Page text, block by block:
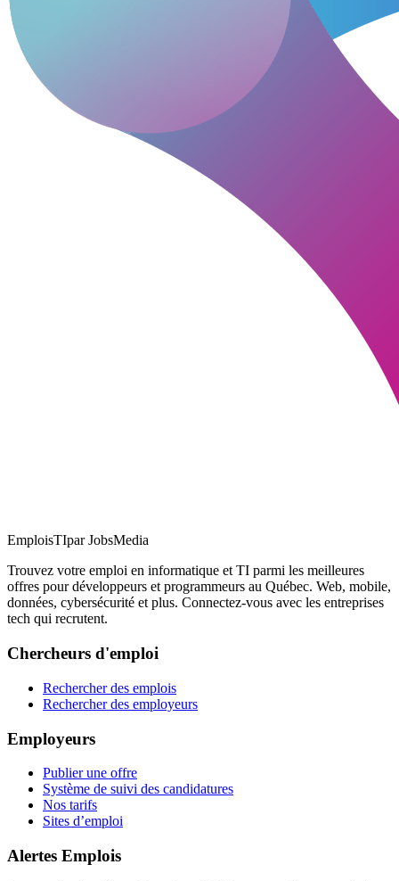
EmploisTIpar JobsMedia
Trouvez votre emploi en informatique et TI parmi les meilleures
offres pour développeurs et programmeurs au Québec. Web, mobile,
données, cybersécurité et plus. Connectez-vous avec les entreprises
tech qui recrutent.
Chercheurs d'emploi
Rechercher des emplois
Rechercher des employeurs
Employeurs
Publier une offre
Système de suivi des candidatures
Nos tarifs
Sites d’emploi
Alertes Emplois